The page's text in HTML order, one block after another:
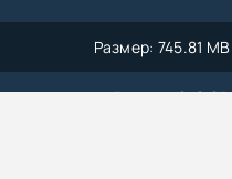
Размер: 745.81 MB
Размер: 2.18 GB